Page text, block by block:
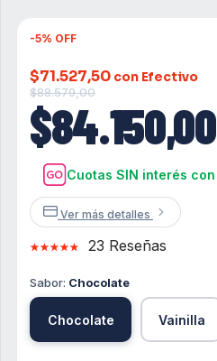
-5% OFF
$84.150,00
$88.579,00
$71.527,50 con Efectivo
Cuotas SIN interés con
Ver más detalles
23 Reseñas
Sabor: Chocolate
Chocolate Vainilla